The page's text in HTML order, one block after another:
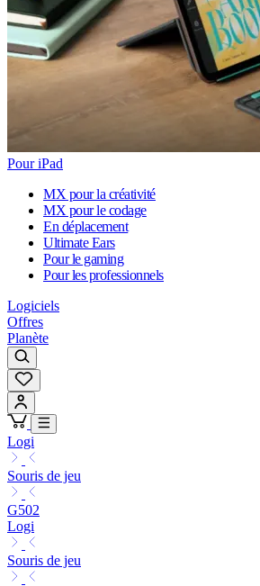
Pour iPad
MX pour la créativité
MX pour le codage
En déplacement
Ultimate Ears
Pour le gaming
Pour les professionnels
Logiciels
Offres
Planète
Logi
Souris de jeu
G502
Logi
Souris de jeu